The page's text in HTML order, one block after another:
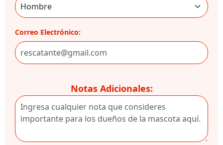
Correo Electrónico:
Notas Adicionales: